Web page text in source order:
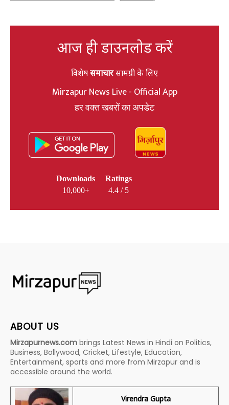
आज ही डाउनलोड करें
विशेषसमाचारसामग्री के लिए
Mirzapur News Live - Official App
हर वक्त खबरों का अपडेट
Downloads
10,000+
Ratings
4.4 / 5
ABOUT US
Mirzapurnews.com brings Latest News in Hindi on Politics,
Business, Bollywood, Cricket, Lifestyle, Education,
Entertainment, sports and more from Mirzapur and is
accessible around the world.
Virendra Gupta